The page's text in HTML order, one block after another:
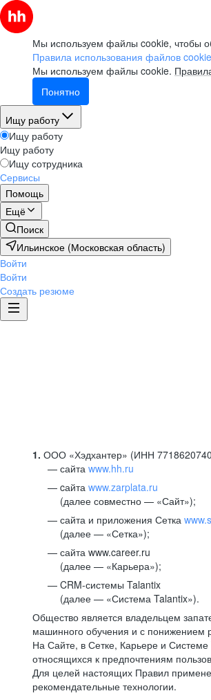
Мы используем файлы cookie, чтобы
Правила использования файлов cookie
Мы используем файлы cookie.
Понятно
Ищу работу
Ищу работу
Ищу работу
Ищу сотрудника
Сервисы
Помощь
Ещё
Поиск
Ильинское (Московская область)
Войти
Войти
Создать резюме
1. ООО «Хэдхантер» (ИНН
сайта www.hh.ru
cайта www.zarplata.ru
(далее совместно — «Сайт»);
сайта и приложения Сетка
(далее — «Сетка»);
сайта www.career.ru
(далее — «Карьера»);
CRM-системы Talantix
(далее — «Система Talantix»).
Общество является владельцем
машинного обучения и с понижением
На Сайте, в Сетке, Карьере и
относящихся к предпочтениям
Для целей настоящих Правил
рекомендательные технологии.